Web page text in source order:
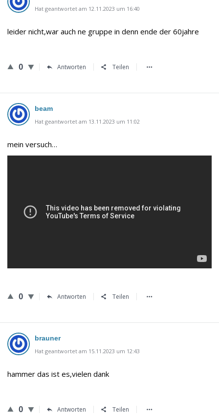
Hat geantwortet am 12.11.2023 um 16:40
leider nicht,war auch ne gruppe in denn ende der 60jahre
0 Antworten Teilen
beam
Hat geantwortet am 13.11.2023 um 11:02
mein versuch…
0 Antworten Teilen
brauner
Hat geantwortet am 15.11.2023 um 12:43
hammer das ist es,vielen dank
0 Antworten Teilen